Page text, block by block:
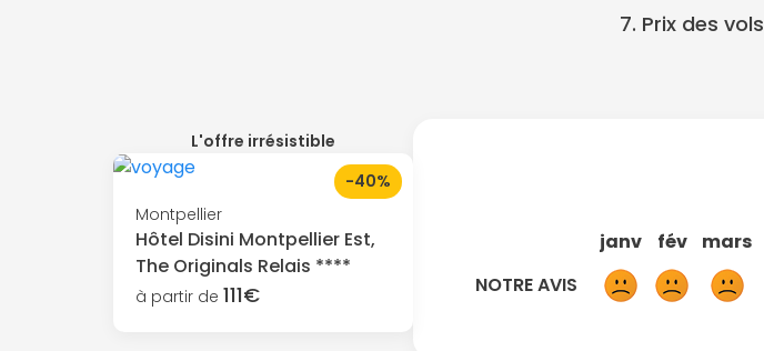
7. Prix des vols
L'offre irrésistible
Montpellier
Hôtel Disini Montpellier Est,
The Originals Relais ****
à partir de 111€
-40%
janv fév mars
NOTRE AVIS